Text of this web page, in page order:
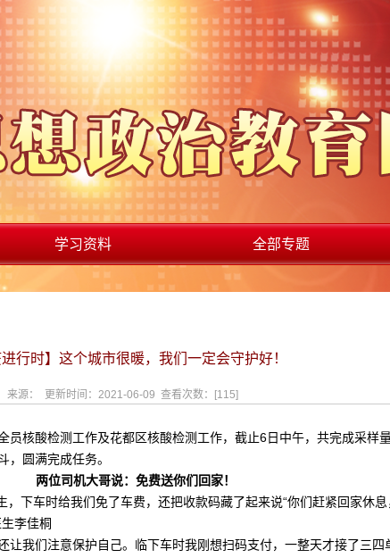
学习资料 全部专题
进行时】这个城市很暖，我们一定会守护好！
来源： 更新时间：2021-06-09 查看次数：[115]
核酸检测工作及花都区核酸检测工作，截止6日中午，共完成采样
圆满完成任务。
两位司机大哥说：免费送你们回家！
下车时给我们免了车费，还把收款码藏了起来说“你们赶紧回家休
李佳桐
我们注意保护自己。临下车时我刚想扫码支付，一整天才接了三